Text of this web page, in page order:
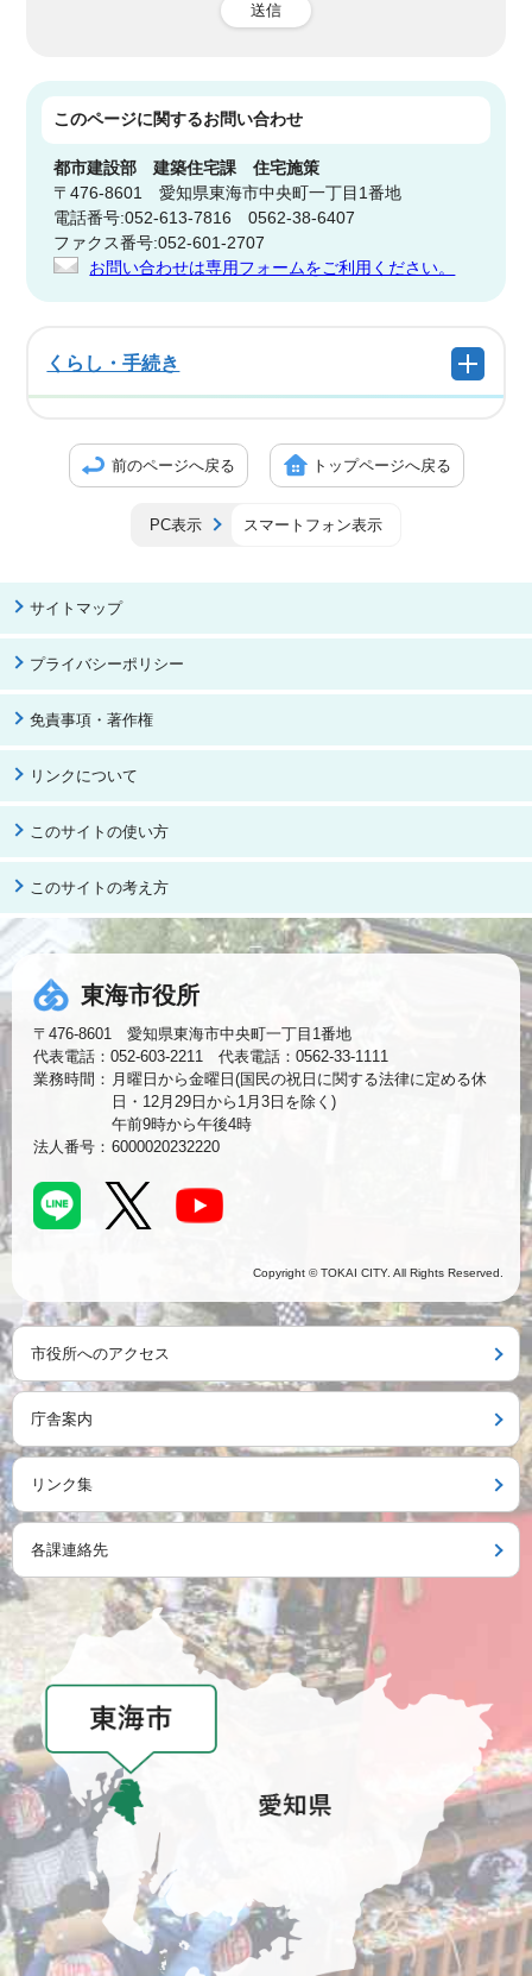
送信
このページに関するお問い合わせ
都市建設部建築住宅課 住宅施策
〒476-8601 愛知県東海市中央町一丁目1番地
電話番号:052-613-7816 0562-38-6407
ファクス番号:052-601-2707
お問い合わせは専用フォームをご利用ください。
くらし・手続き
前のページへ戻る トップページへ戻る
PC表示 スマートフォン表示
サイトマップ
プライバシーポリシー
免責事項・著作権
リンクについて
このサイトの使い方
このサイトの考え方
東海市役所
〒476-8601 愛知県東海市中央町一丁目1番地
代表電話：052-603-2211 代表電話：0562-33-1111
業務時間： 月曜日から金曜日(国民の祝日に関する法律に定める休
日・12月29日から1月3日を除く)
午前9時から午後4時
法人番号： 6000020232220
Copyright © TOKAI CITY. All Rights Reserved.
市役所へのアクセス
庁舎案内
リンク集
各課連絡先